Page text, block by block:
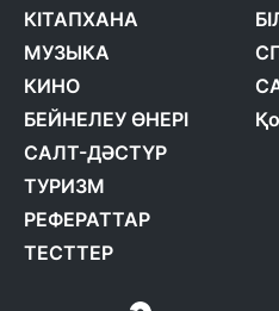
КІТАПХАНА
МУЗЫКА
КИНО
БЕЙНЕЛЕУ ӨНЕРІ
САЛТ-ДӘСТҮР
ТУРИЗМ
РЕФЕРАТТАР
ТЕСТТЕР